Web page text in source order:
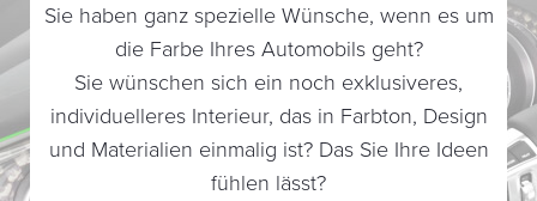
Sie haben ganz spezielle Wünsche, wenn es um
die Farbe Ihres Automobils geht?
Sie wünschen sich ein noch exklusiveres,
individuelleres Interieur, das in Farbton, Design
und Materialien einmalig ist? Das Sie Ihre Ideen
fühlen lässt?